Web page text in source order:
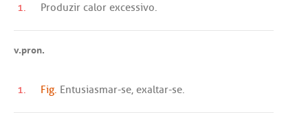
1. Produzir calor excessivo.
v.pron.
1. Fig. Entusiasmar-se, exaltar-se.